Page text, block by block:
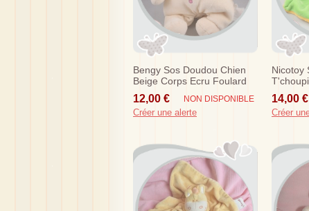
Bengy Sos Doudou Chien
Beige Corps Ecru Foulard
Violet
12,00 € NON DISPONIBLE
Créer une alerte
Nicotoy
Bleu
14,00 €
Créer